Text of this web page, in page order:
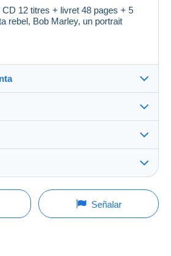
12 titres + livret 48 pages + 5
rebel, Bob Marley, un portrait
pago
100%(2848x)
Tienda
debe iniciar una
Última actualización: 11:24:04
Señalar